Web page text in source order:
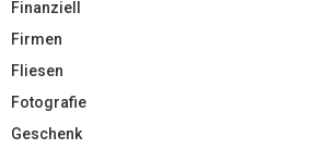
Finanziell
Firmen
Fliesen
Fotografie
Geschenk